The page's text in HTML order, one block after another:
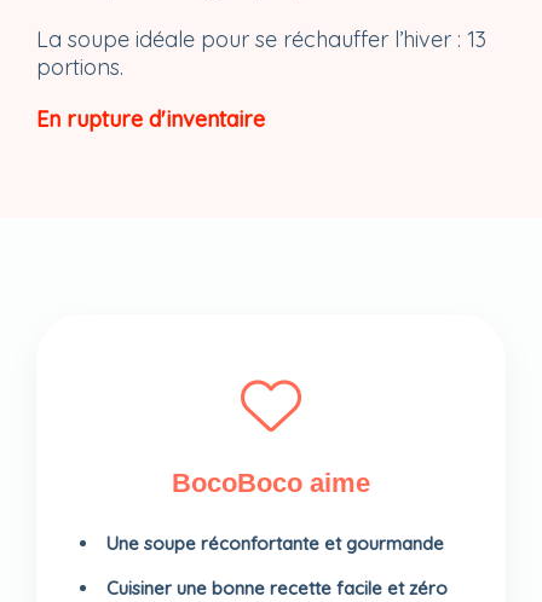
La soupe idéale pour se réchauffer l’hiver : 13
portions.
En rupture d'inventaire
BocoBoco aime
Une soupe réconfortante et gourmande
Cuisiner une bonne recette facile et zéro